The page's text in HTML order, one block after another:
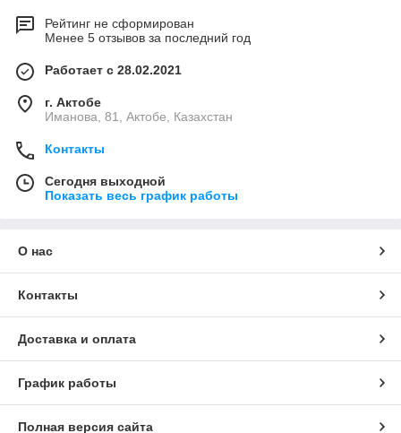
управлении.
Аппарат может быть оснащен угловыми редукционными
вкладышами, что позволяет сваривать сегментные отводы
(15° или 22,5°) непосредственно на строительной площадке,
без использования дополнительного оборудования.
Рейтинг не сформирован
Менее 5 отзывов за последний год
Работает с 28.02.2021
г. Актобе
Иманова, 81, Актобе, Казахстан
Контакты
Сегодня выходной
Показать весь график работы
О нас
Контакты
Доставка и оплата
График работы
Полная версия сайта